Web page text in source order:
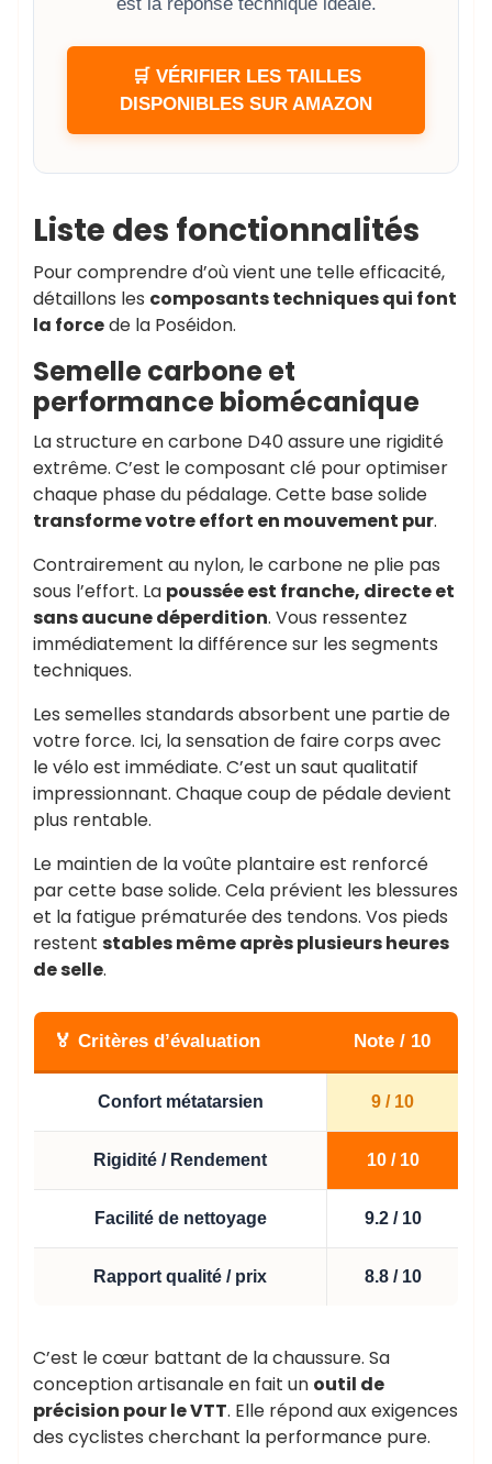
🛒 VÉRIFIER LES TAILLES
DISPONIBLES SUR AMAZON
Liste des fonctionnalités
Pour comprendre d’où vient une telle efficacité,
détaillons les composants techniques qui font
la forcede la Poséidon.
Semelle carbone et
performance biomécanique
La structure en carbone D40 assure une rigidité
extrême. C’est le composant clé pour optimiser
chaque phase du pédalage. Cette base solide
transforme votre effort en mouvement pur.
Contrairement au nylon, le carbone ne plie pas
sous l’effort. La poussée est franche, directe et
sans aucune déperdition. Vous ressentez
immédiatement la différence sur les segments
techniques.
Les semelles standards absorbent une partie de
votre force. Ici, la sensation de faire corps avec
le vélo est immédiate. C’est un saut qualitatif
impressionnant. Chaque coup de pédale devient
plus rentable.
Le maintien de la voûte plantaire est renforcé
par cette base solide. Cela prévient les blessures
et la fatigue prématurée des tendons. Vos pieds
restent stables même après plusieurs heures
de selle.
🏅 Critères d’évaluation Note / 10
Confort métatarsien 9 / 10
Rigidité / Rendement 10 / 10
Facilité de nettoyage 9.2 / 10
Rapport qualité / prix 8.8 / 10
C’est le cœur battant de la chaussure. Sa
conception artisanale en fait un outil de
précision pour le VTT. Elle répond aux exigences
des cyclistes cherchant la performance pure.